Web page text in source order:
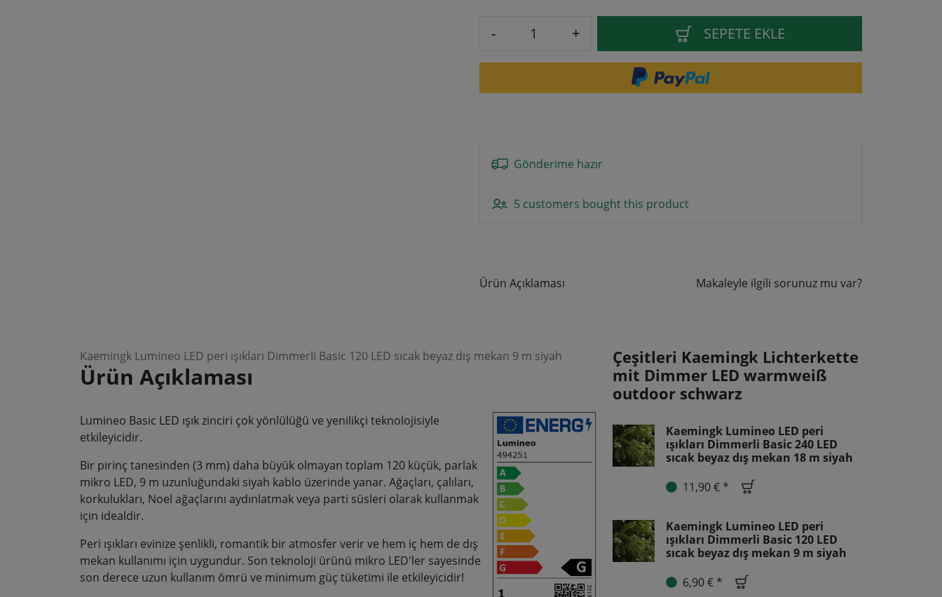
- + SEPETE EKLE
Gönderime hazır
5 customers bought this product
Ürün Açıklaması Makaleyle ilgili sorunuz mu var?
Kaemingk Lumineo LED peri ışıkları Dimmerli Basic 120 LED sıcak beyaz dış mekan 9 m siyah
Ürün Açıklaması
Lumineo Basic LED ışık zinciri çok yönlülüğü ve yenilikçi teknolojisiyle
etkileyicidir.
Bir pirinç tanesinden (3 mm) daha büyük olmayan toplam 120 küçük, parlak
mikro LED, 9 m uzunluğundaki siyah kablo üzerinde yanar. Ağaçları, çalıları,
korkulukları, Noel ağaçlarını aydınlatmak veya parti süsleri olarak kullanmak
için idealdir.
Peri ışıkları evinize şenlikli, romantik bir atmosfer verir ve hem iç hem de dış
mekan kullanımı için uygundur. Son teknoloji ürünü mikro LED'ler sayesinde
son derece uzun kullanım ömrü ve minimum güç tüketimi ile etkileyicidir!
Çeşitleri Kaemingk Lichterkette
mit Dimmer LED warmweiß
outdoor schwarz
Kaemingk Lumineo LED peri
ışıkları Dimmerli Basic 240 LED
sıcak beyaz dış mekan 18 m siyah
11,90 € *
Kaemingk Lumineo LED peri
ışıkları Dimmerli Basic 120 LED
sıcak beyaz dış mekan 9 m siyah
6,90 € *